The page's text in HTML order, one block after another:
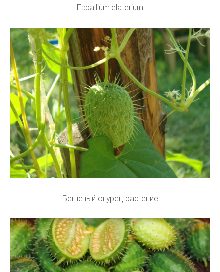
Ecballium elaterium
Бешеный огурец растение